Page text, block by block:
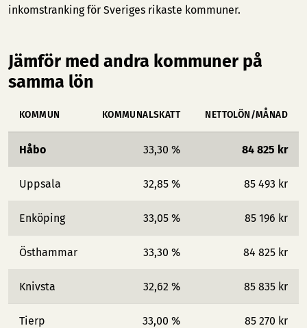
inkomstranking för Sveriges rikaste kommuner.
Jämför med andra kommuner på
samma lön
KOMMUN KOMMUNALSKATT NETTOLÖN/MÅNAD
Håbo 33,30 % 84 825 kr
Uppsala 32,85 % 85 493 kr
Enköping 33,05 % 85 196 kr
Östhammar 33,30 % 84 825 kr
Knivsta 32,62 % 85 835 kr
Tierp 33,00 % 85 270 kr